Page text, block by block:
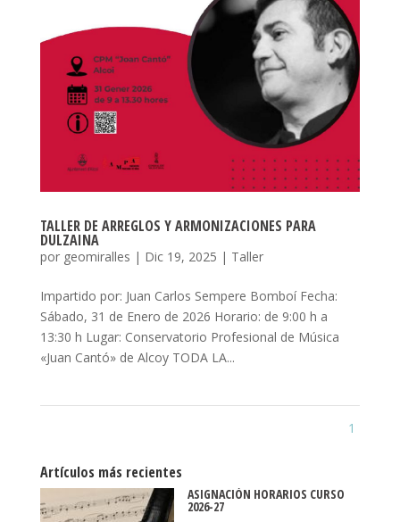
TALLER DE ARREGLOS Y ARMONIZACIONES PARA
DULZAINA
por geomiralles | Dic 19, 2025 | Taller
Impartido por: Juan Carlos Sempere Bomboí Fecha:
Sábado, 31 de Enero de 2026 Horario: de 9:00 h a
13:30 h Lugar: Conservatorio Profesional de Música
«Juan Cantó» de Alcoy TODA LA...
1
Artículos más recientes
ASIGNACIÓN HORARIOS CURSO
2026-27